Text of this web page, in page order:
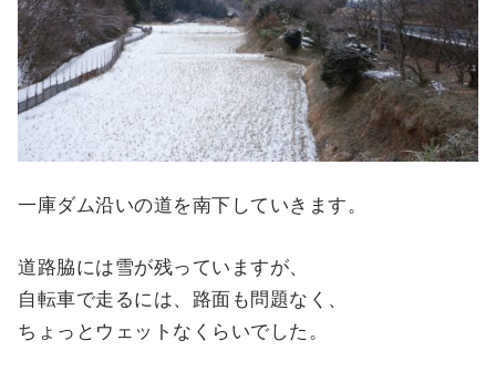
一庫ダム沿いの道を南下していきます。
道路脇には雪が残っていますが、
自転車で走るには、路面も問題なく、
ちょっとウェットなくらいでした。